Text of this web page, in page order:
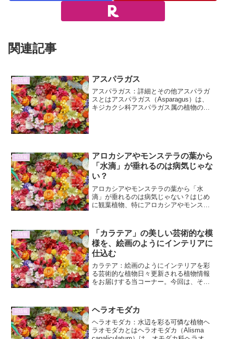
関連記事
花情報 アスパラガス
アスパラガス：詳細とその他アスパラガ
スとはアスパラガス（Asparagus）は、
キジカクシ科アスパラガス属の植物の総
花情報
アロカシアやモンステラの葉から
「水滴」が垂れるのは病気じゃな
い？
アロカシアやモンステラの葉から「水
滴」が垂れるのは病気じゃない？はじめ
に観葉植物、特にアロカシアやモンステ
ら水滴がポタポタと垂れているのを目に
することがあります。この現...
花情報
「カラテア」の美しい芸術的な模
様を、絵画のようにインテリアに
仕込む
カラテア：絵画のようにインテリアを彩
る芸術的な植物日々更新される植物情報
をお届けする当コーナー。今回は、その
テアは、そのユニークで複雑な模様の葉
で、見る者を魅了し続けて...
花情報 ヘラオモダカ
ヘラオモダカ：水辺を彩る可憐な植物ヘ
ラオモダカとはヘラオモダカ（Alisma